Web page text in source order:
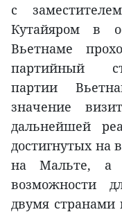
с
Кутайяром в
Вьетнаме
партийный
партии
значение
дальнейшей
достигнутых на
на Мальте, а
возможности
двумя странами